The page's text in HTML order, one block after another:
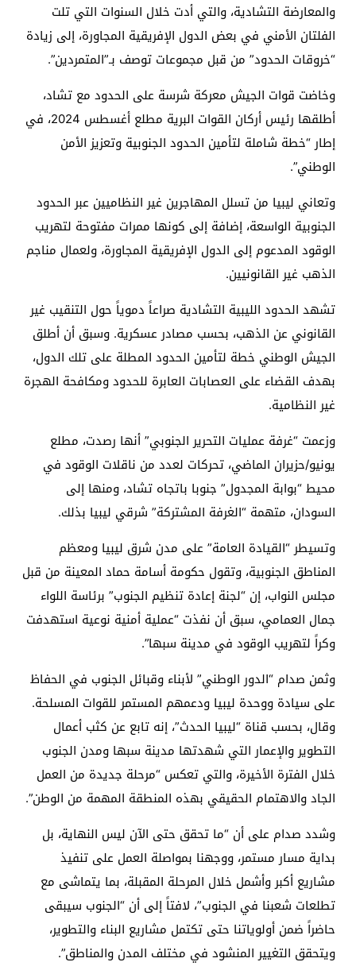
والمعارضة التشادية، والتي أدت خلال السنوات التي تلت
الفلتان الأمني ​​في بعض الدول الإفريقية المجاورة، إلى زيادة
“خروقات الحدود” من قبل مجموعات توصف بـ”المتمردين”.
وخاضت قوات الجيش معركة شرسة على الحدود مع تشاد،
أطلقها رئيس أركان القوات البرية مطلع أغسطس 2024، في
إطار “خطة شاملة لتأمين الحدود الجنوبية وتعزيز الأمن
الوطني”.
وتعاني ليبيا من تسلل المهاجرين غير النظاميين عبر الحدود
الجنوبية الواسعة، إضافة إلى كونها ممرات مفتوحة لتهريب
الوقود المدعوم إلى الدول الإفريقية المجاورة، ولعمال مناجم
الذهب غير القانونيين.
تشهد الحدود الليبية التشادية صراعاً دموياً حول التنقيب غير
القانوني عن الذهب، بحسب مصادر عسكرية. وسبق أن أطلق
الجيش الوطني خطة لتأمين الحدود المطلة على تلك الدول،
بهدف القضاء على العصابات العابرة للحدود ومكافحة الهجرة
غير النظامية.
وزعمت “غرفة عمليات التحرير الجنوبي” أنها رصدت، مطلع
يونيو/حزيران الماضي، تحركات لعدد من ناقلات الوقود في
محيط “بوابة المجدول” جنوبا باتجاه تشاد، ومنها إلى
السودان، متهمة “الغرفة المشتركة” شرقي ليبيا بذلك.
وتسيطر “القيادة العامة” على مدن شرق ليبيا ومعظم
المناطق الجنوبية، وتقول حكومة أسامة حماد المعينة من قبل
مجلس النواب، إن “لجنة إعادة تنظيم الجنوب” برئاسة اللواء
جمال العمامي، سبق أن نفذت “عملية أمنية نوعية استهدفت
وكراً لتهريب الوقود في مدينة سبها”.
وثمن صدام “الدور الوطني” لأبناء وقبائل الجنوب في الحفاظ
على سيادة ووحدة ليبيا ودعمهم المستمر للقوات المسلحة.
وقال، بحسب قناة “ليبيا الحدث”، إنه تابع عن كثب أعمال
التطوير والإعمار التي شهدتها مدينة سبها ومدن الجنوب
خلال الفترة الأخيرة، والتي تعكس “مرحلة جديدة من العمل
الجاد والاهتمام الحقيقي بهذه المنطقة المهمة من الوطن”.
وشدد صدام على أن “ما تحقق حتى الآن ليس النهاية، بل
بداية مسار مستمر، ووجهنا بمواصلة العمل على تنفيذ
مشاريع أكبر وأشمل خلال المرحلة المقبلة، بما يتماشى مع
تطلعات شعبنا في الجنوب”، لافتاً إلى أن “الجنوب سيبقى
حاضراً ضمن أولوياتنا حتى تكتمل مشاريع البناء والتطوير،
ويتحقق التغيير المنشود في مختلف المدن والمناطق”.